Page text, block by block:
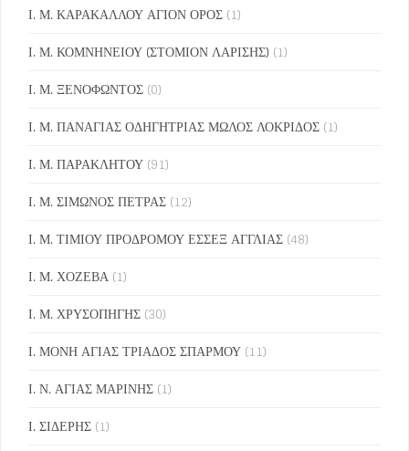
Ι. Μ. ΚΑΡΑΚΑΛΛΟΥ ΑΓΙΟΝ ΟΡΟΣ (1)
Ι. Μ. ΚΟΜΝΗΝΕΙΟΥ (ΣΤΟΜΙΟΝ ΛΑΡΙΣΗΣ) (1)
Ι. Μ. ΞΕΝΟΦΩΝΤΟΣ (0)
Ι. Μ. ΠΑΝΑΓΙΑΣ ΟΔΗΓΗΤΡΙΑΣ ΜΩΛΟΣ ΛΟΚΡΙΔΟΣ (1)
Ι. Μ. ΠΑΡΑΚΛΗΤΟΥ (91)
Ι. Μ. ΣΙΜΩΝΟΣ ΠΕΤΡΑΣ (12)
Ι. Μ. ΤΙΜΙΟΥ ΠΡΟΔΡΟΜΟΥ ΕΣΣΕΞ ΑΓΓΛΙΑΣ (48)
Ι. Μ. ΧΟΖΕΒΑ (1)
Ι. Μ. ΧΡΥΣΟΠΗΓΗΣ (30)
Ι. ΜΟΝΗ ΑΓΙΑΣ ΤΡΙΑΔΟΣ ΣΠΑΡΜΟΥ (11)
Ι. Ν. ΑΓΙΑΣ ΜΑΡΙΝΗΣ (1)
Ι. ΣΙΔΕΡΗΣ (1)